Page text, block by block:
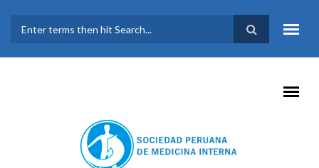
FORMULARIO DE
BÚSQUEDA